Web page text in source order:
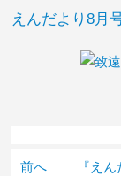
えんだより8月
前へ 『え